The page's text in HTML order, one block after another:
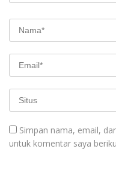
Simpan nama, email,
untuk komentar saya